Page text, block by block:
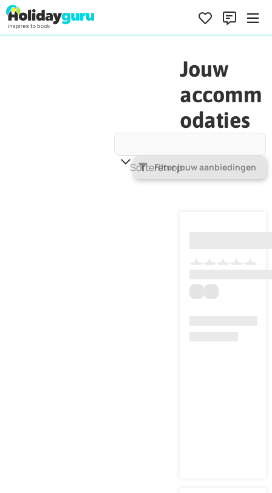
Jouw
accomm
odaties
Filter jouw aanbiedingen
Sorteren op Populariteit